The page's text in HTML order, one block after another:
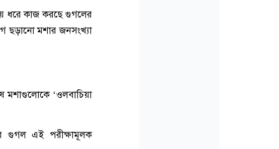
ধরে কাজ করছে গুগলের
ছড়ানো মশার জনসংখ্যা
মশাগুলোকে ‘ওলবাচিয়া
গুগল এই পরীক্ষামূলক